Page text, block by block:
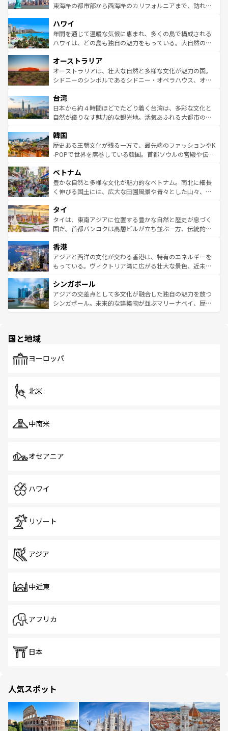
ことができる。国民の所得が高いため物価も高いが、旅行
ば市内交通費無料で観光を楽しむこともできる。 なお、新
着のスイス情報はコンテンツ一覧 を参照してほしい。
東海岸の都市部から西海岸のカリフォルニアまで、訪れる
のような巨大都市は、観光、ショッピング、エンターテイ
ンメントが詰まった刺激的なスポットだ。一方、アメリカ
西部には大自然が広がり、グランドキャニオンやイエロー
部のニューオーリンズでは、音楽と美食が融合した独特の
文化が魅力。旅行者はアメリカの各地域で異なる魅力を楽
しみながら、その多様性と豊かな歴史を感じることができ
ならではの贅沢な旅のスタイルだ。 なお、新着のアメリカ
情報はコンテンツ一覧を参照してほしい。
ハワイ
年間を通じて温暖な気候に恵まれ、多くの島で構成される
ハワイは、どの島も独自の魅力をもっている。大自然の神
ワイ島は見逃せない。また、定番の観光地といえばオアフ
島だが、静かな自然を求めるならマウイ島やカウアイ島が
おすすめ。エメラルドグリーンに輝く海をはじめ、豊かな
れるおもてなしの心で訪れる人々を迎えてくれるハワイの
人々、おいしいローカルフードやハワイアンミュージッ
ク、伝統的なフラダンスなど、すべてがハワイの魅力を彩
ワイを、存分に味わってほしい。 なお、新着のハワイ情報
はコンテンツ一覧を参照してほしい。
オーストラリア
オーストラリアは、壮大な自然と多様な文化が魅力の国。
シドニーのシンボルであるシドニー・オペラハウス、オー
リアリーフや大陸中央部にそびえるウルル（エアーズロッ
ク）、タスマニアの美しい原生林やケアンズの熱帯雨林な
ど、見どころがたくさん。また、カフェやワイン、オージ
いる。アクティビティも充実しており、サーフィンやダイ
ビング、ハイキングなど、アウトドア好きにはたまらな
い。オーストラリアの多彩な魅力を存分に味わいつくそ
参照してほしい。
台湾
日本から約４時間ほどでたどり着く台湾は、多彩な文化と
自然が織りなす魅力的な観光地。活気あふれる大都市の台
ン）、静ひつな山岳地帯である台湾東部など、都市の喧騒
と山間の静けさが共存しており、訪れる人に新しい発見と
驚きをもたらしてくれる。また、奥深い台湾の食文化も魅
容にもいいと評判のスイーツなど、バラエティ豊かな料理
が味わえる。 なお、新着の台湾情報は コンテンツ一覧を参
照してほしい。
韓国
歴史ある王朝文化が残る一方で、最先端のファッションやK
-POPで世界を席巻している韓国。首都ソウルの宮殿や伝統
き、地方に足を延ばせば四季折々の自然美を楽しむことが
できる。そして、キムチや焼肉、絶品のストリートフード
まで、さまざまな韓国料理が待っている。夜には、韓国な
リティに包まれながら、韓国の多彩な魅力を心ゆくまで味
わってみてほしい。 なお、新着の韓国情報はコンテンツ一
覧を参照してほしい。
ベトナム
豊かな自然と多様な文化が魅力的なベトナム。南北に細長
く伸びる国土には、広大な田園風景や青々とした山々、世
急速な発展と共に伝統が息づく。ハノイの古い町並みやホ
ーチミン市のフランス統治時代の建物も、独特の雰囲気を
醸し出している。また、バラエティの豊かさとおいしさで
とつ。フォーやバインミー、ベトナムコーヒーなどは、ぜ
ひ現地で味わいたい。どの地域を訪れてもあたたかい人々
が旅行者を迎えてくれるので、きっと忘れられない旅にな
参照してほしい。
タイ
タイは、東南アジアに位置する豊かな自然と歴史が息づく
国だ。首都バンコクは高層ビルが立ち並ぶ一方、伝統的な
の活気が交差している。北部ではチェンマイなどの山岳地
帯で自然と触れ合い、南部ではプーケットやクラビの美し
いビーチでリゾート気分を楽しむことができる。タイ料理
激する。気候は一年中温暖で、どの季節にも異なる楽しみ
が待っている。親しみやすいタイの人々、仏教を中心とし
た文化、そして多様な観光資源が、訪れる旅人を魅了し続
香港
アジアと西洋の文化が交わる香港は、特有のエネルギーを
もっている。ヴィクトリア湾に広がる壮大な景色、近未来
み、どこを訪れても感動するはず。観光スポットが密集し
ており、効率よく見どころを回れるのも魅力。息をのむよ
うな絶景から文化的な体験まで、香港を存分に楽しみ尽く
シンガポール
アジアの交差点として多文化が融合した独自の魅力を放つ
シンガポール。未来的な建築物が並ぶマリーナベイ、歴史
で、ホーカーズは地元の風情を楽しめる外せないスポット
国と地域
ヨーロッパ
北米
中南米
オセアニア
ハワイ
リゾート
アジア
中近東
アフリカ
日本
人気スポット